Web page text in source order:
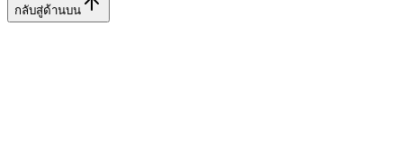
กลับสู่ด้านบน